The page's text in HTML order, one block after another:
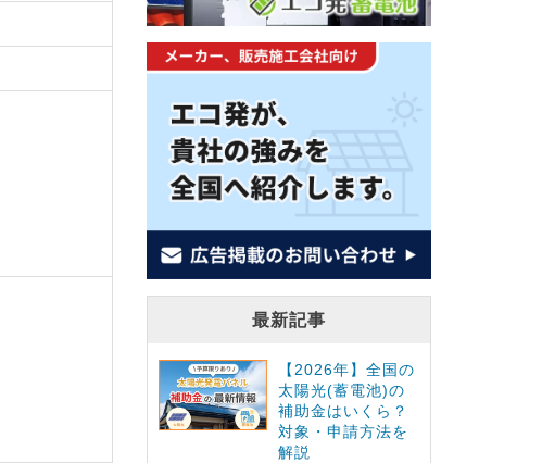
最新記事
【2026年】全国の
太陽光(蓄電池)の
補助金はいくら？
対象・申請方法を
解説